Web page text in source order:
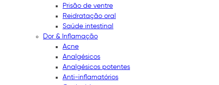
Prisão de ventre
Reidratação oral
Saúde intestinal
Dor & Inflamação
Acne
Analgésicos
Analgésicos potentes
Anti-inflamatórios